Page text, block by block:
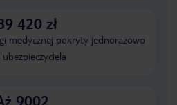
420 zł
medycznej pokryty jednorazowo
ubezpieczyciela
9002